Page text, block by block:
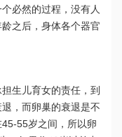
必然的过程，没有人
之后，身体各个器官
生儿育女的责任，到
，而卵巢的衰退是不
55岁之间，所以卵